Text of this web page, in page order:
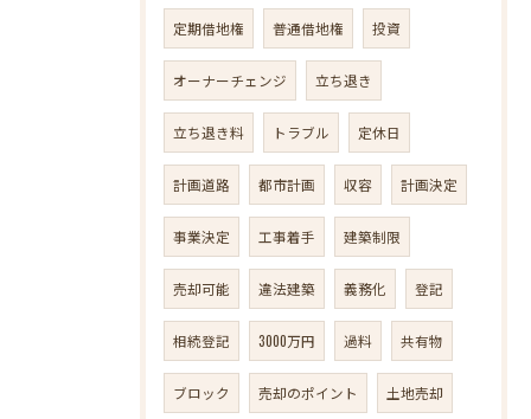
定期借地権 普通借地権 投資
オーナーチェンジ 立ち退き
立ち退き料 トラブル 定休日
計画道路 都市計画 収容 計画決定
事業決定 工事着手 建築制限
売却可能 違法建築 義務化 登記
相続登記 3000万円 過料 共有物
ブロック 売却のポイント 土地売却